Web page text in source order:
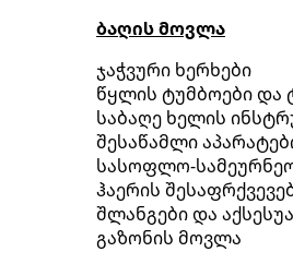
ბაღის მოვლა
ჯაჭვური ხერხები
წყლის ტუმბოები და
საბაღე ხელის
შესაწამლი
სასოფლო-
ჰაერის
შლანგები და
გაზონის მოვლა